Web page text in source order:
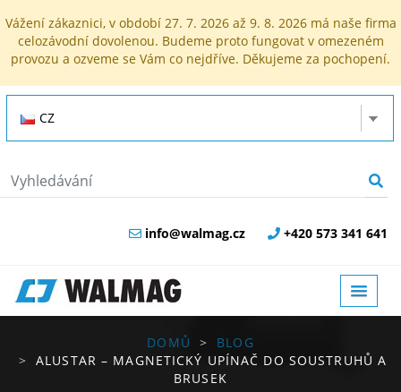
Vážení zákaznici, v období 27. 7. 2026 až 9. 8. 2026 má naše firma
celozávodní dovolenou. Budeme proto fungovat v omezeném
provozu a ozveme se Vám co nejdříve. Děkujeme za pochopení.
CZ
+420 573 341 641
info@walmag.cz
DOMŮ
BLOG
ALUSTAR – MAGNETICKÝ UPÍNAČ DO SOUSTRUHŮ A
BRUSEK